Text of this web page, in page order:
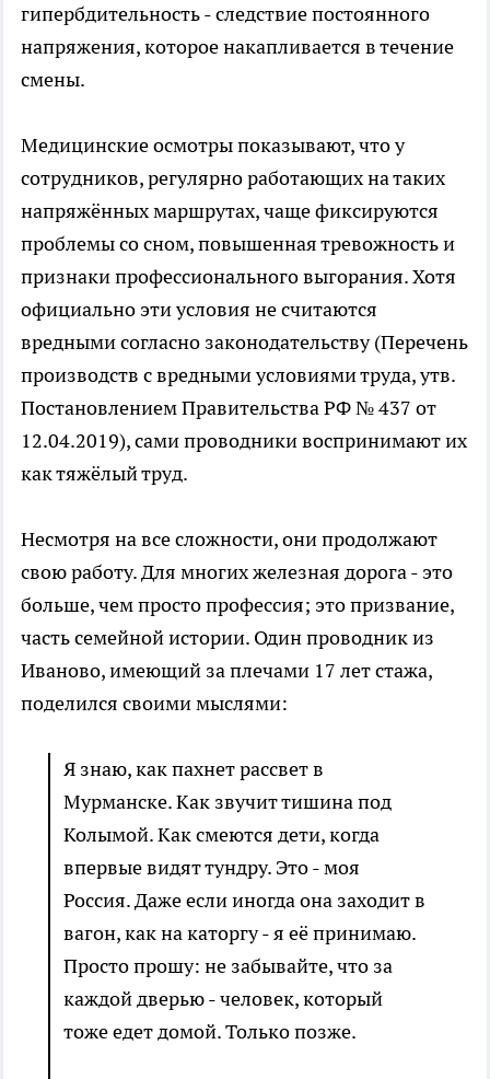
гипербдительность - следствие постоянного
напряжения, которое накапливается в течение
смены.
Медицинские осмотры показывают, что у
сотрудников, регулярно работающих на таких
напряжённых маршрутах, чаще фиксируются
проблемы со сном, повышенная тревожность и
признаки профессионального выгорания. Хотя
официально эти условия не считаются
вредными согласно законодательству (Перечень
производств с вредными условиями труда, утв.
Постановлением Правительства РФ № 437 от
12.04.2019), сами проводники воспринимают их
как тяжёлый труд.
Несмотря на все сложности, они продолжают
свою работу. Для многих железная дорога - это
больше, чем просто профессия; это призвание,
часть семейной истории. Один проводник из
Иваново, имеющий за плечами 17 лет стажа,
поделился своими мыслями:
Я знаю, как пахнет рассвет в
Мурманске. Как звучит тишина под
Колымой. Как смеются дети, когда
впервые видят тундру. Это - моя
Россия. Даже если иногда она заходит в
вагон, как на каторгу - я её принимаю.
Просто прошу: не забывайте, что за
каждой дверью - человек, который
тоже едет домой. Только позже.